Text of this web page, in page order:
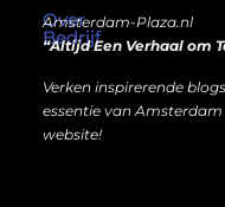
Over
Bedrijf
Amsterdam-Plaza.nl
“Altijd Een Verhaal om
Verken inspirerende
essentie van
website!